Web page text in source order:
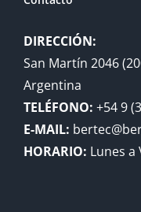
DIRECCIÓN:
San Martín 2046
Argentina
TELÉFONO: +54 9
E-MAIL:
HORARIO: Lunes a